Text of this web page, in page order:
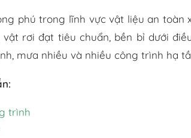
phú trong lĩnh vực vật liệu an toàn
rơi đạt tiêu chuẩn, bền bỉ dưới
mưa nhiều và nhiều công trình hạ
trình